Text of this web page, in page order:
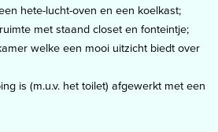
hete-lucht-oven en een koelkast;
met staand closet en fonteintje;
welke een mooi uitzicht biedt over
is (m.u.v. het toilet) afgewerkt met een